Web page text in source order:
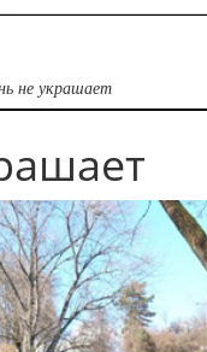
не украшает